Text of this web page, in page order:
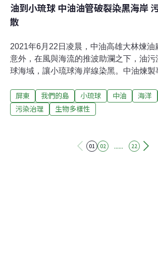
油到小琉球 中油油管破裂染黑海岸
散
2021年6月22日凌晨，中油高雄大林煉油
意外，在風與海流的推波助瀾之下，油
球海域，讓小琉球海岸線染黑。中油煉製
高雄大林煉油廠外海第二浮筒浮蛇管，受
產生破裂，導致原油洩漏，初步判斷漏油
小琉球，這一次的漏油地點剛好在高雄大
屏東 我們的島 小琉球 中油 海洋
污染治理
生物多樣性
01 02 ...... 22